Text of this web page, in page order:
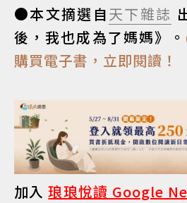
●本文摘選自天下雜誌
後，我也成為了媽媽》。
購買電子書，立即閱讀！
加入琅琅悅讀 Google